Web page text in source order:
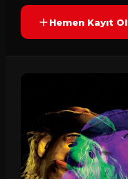
Hemen Kayıt Ol